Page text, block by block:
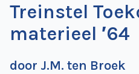
Treinstel
materieel ′64
door J.M. ten Broek